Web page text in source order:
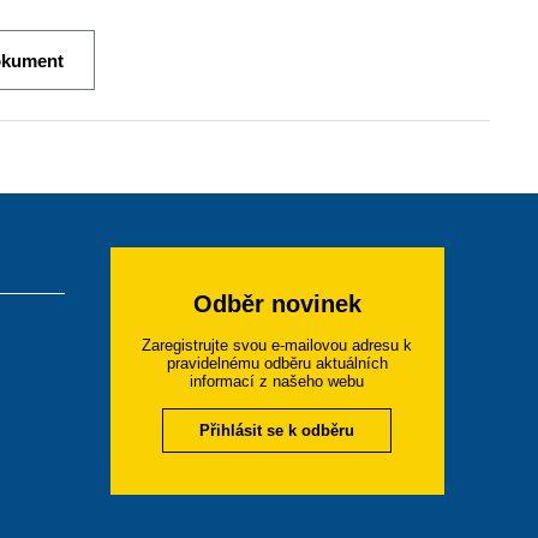
Odběr novinek
Zaregistrujte svou e-mailovou adresu k
pravidelnému odběru aktuálních
informací z našeho webu
Přihlásit se k odběru